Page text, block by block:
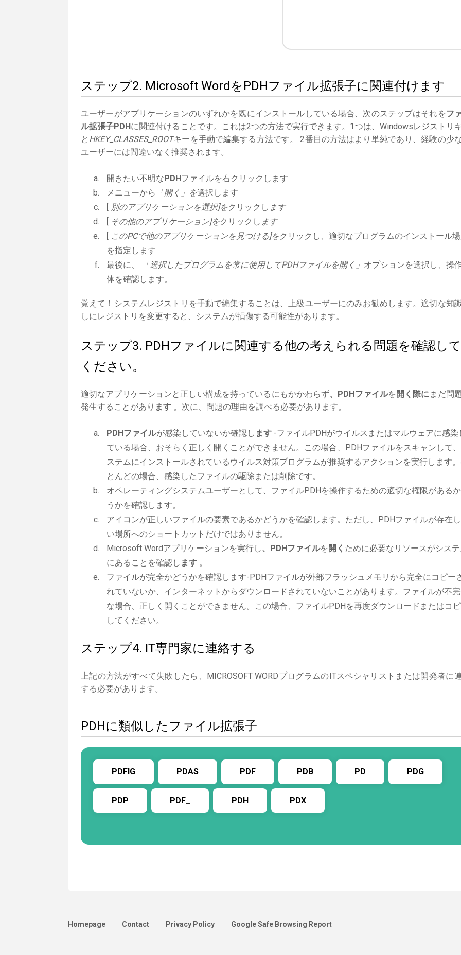
ステップ2. Microsoft WordをPDHファイル拡張子に関連付けます
ユーザーがアプリケーションのいずれかを既にインストールしている場合、次のステップはそれをフ
ル拡張子PDHに関連付けることです。これは2つの方法で実行できます。1つは、Windowsレジストリ
と HKEY_CLASSES_ROOTキーを手動で編集する方法です。 2番目の方法はより単純であり、経験の少
ユーザーには間違いなく推奨されます。
開きたい不明なPDHファイルを右クリックします
メニューから
「開く」を選択します
[ 別のアプリケーションを選択]をクリックし ます
[ その他のアプリケーション]をクリックし ます
[ このPCで他のアプリケーションを見つける]をクリックし、適切なプログラムのインストール
を指定します
最後に、
「選択したプログラムを常に使用してPDHファイルを開く」 オプションを選択し、操
体を確認します。
覚えて！システムレジストリを手動で編集することは、上級ユーザーにのみお勧めします。適切な知
しにレジストリを変更すると、システムが損傷する可能性があります。
ステップ3. PDHファイルに関連する他の考えられる問題を確認して
ください。
適切なアプリケーションと正しい構成を持っているにもかかわらず、PDHファイルを 開く際に まだ問
発生することがあり ます 。次に、問題の理由を調べる必要があります。
PDHファイルが感染していないか確認し ます -ファイルPDHがウイルスまたはマルウェアに感染
ている場合、おそらく正しく開くことができません。この場合、PDHファイルをスキャンして
ステムにインストールされているウイルス対策プログラムが推奨するアクションを実行します
とんどの場合、感染したファイルの駆除または削除です。
オペレーティングシステムユーザーとして、ファイルPDHを操作するための適切な権限がある
うかを確認します。
アイコンが正しいファイルの要素であるかどうかを確認します。ただし、PDHファイルが存在
い場所へのショートカットだけではありません。
Microsoft Wordアプリケーションを実行し、PDHファイルを 開く ために必要なリソースがシス
にあることを確認し ます 。
ファイルが完全かどうかを確認します-PDHファイルが外部フラッシュメモリから完全にコピー
れていないか、インターネットからダウンロードされていないことがあります。ファイルが不
な場合、正しく開くことができません。この場合、ファイルPDHを再度ダウンロードまたはコ
してください。
ステップ4. IT専門家に連絡する
上記の方法がすべて失敗したら、MICROSOFT WORDプログラムのITスペシャリストまたは開発者に
する必要があります。
PDHに類似したファイル拡張子
PDFIG PDAS PDF PDB PD PDG
PDP PDF_ PDH PDX
Homepage Contact Privacy Policy Google Safe Browsing Report